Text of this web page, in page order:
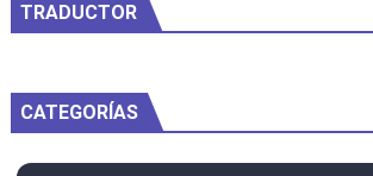
TRADUCTOR
CATEGORÍAS